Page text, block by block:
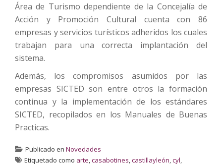
Área de Turismo dependiente de la Concejalía de
Acción y Promoción Cultural cuenta con 86
empresas y servicios turísticos adheridos los cuales
trabajan para una correcta implantación del
sistema.
Además, los compromisos asumidos por las
empresas SICTED son entre otros la formación
continua y la implementación de los estándares
SICTED, recopilados en los Manuales de Buenas
Practicas.
Publicado en Novedades
Etiquetado como arte,casabotines,castillayleón,cyl,